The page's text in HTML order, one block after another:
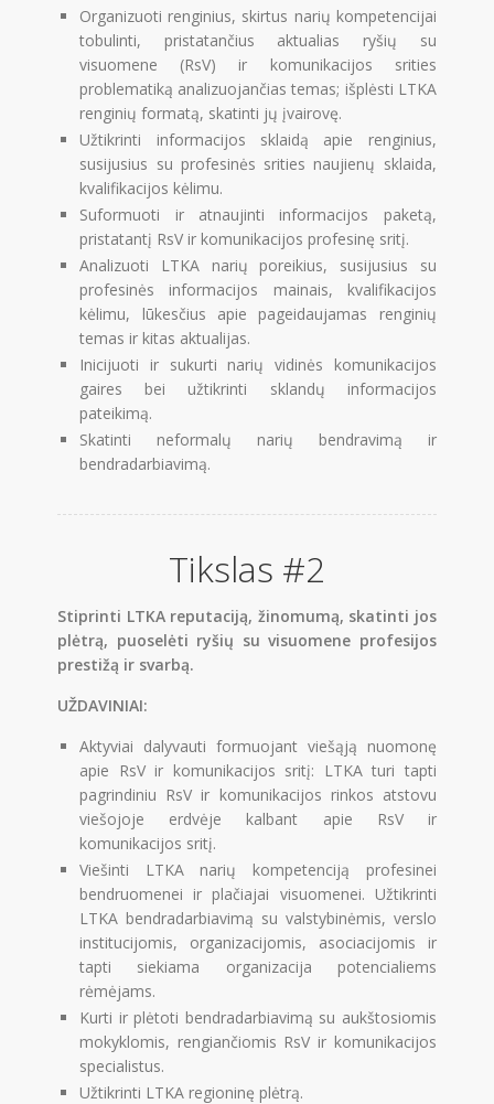
Organizuoti renginius, skirtus narių kompetencijai
tobulinti, pristatančius aktualias ryšių su
visuomene (RsV) ir komunikacijos srities
problematiką analizuojančias temas; išplėsti LTKA
renginių formatą, skatinti jų įvairovę.
Užtikrinti informacijos sklaidą apie renginius,
susijusius su profesinės srities naujienų sklaida,
kvalifikacijos kėlimu.
Suformuoti ir atnaujinti informacijos paketą,
pristatantį RsV ir komunikacijos profesinę sritį.
Analizuoti LTKA narių poreikius, susijusius su
profesinės informacijos mainais, kvalifikacijos
kėlimu, lūkesčius apie pageidaujamas renginių
temas ir kitas aktualijas.
Inicijuoti ir sukurti narių vidinės komunikacijos
gaires bei užtikrinti sklandų informacijos
pateikimą.
Skatinti neformalų narių bendravimą ir
bendradarbiavimą.
Tikslas #2
Stiprinti LTKA reputaciją, žinomumą, skatinti jos
plėtrą, puoselėti ryšių su visuomene profesijos
prestižą ir svarbą.
UŽDAVINIAI:
Aktyviai dalyvauti formuojant viešąją nuomonę
apie RsV ir komunikacijos sritį: LTKA turi tapti
pagrindiniu RsV ir komunikacijos rinkos atstovu
viešojoje erdvėje kalbant apie RsV ir
komunikacijos sritį.
Viešinti LTKA narių kompetenciją profesinei
bendruomenei ir plačiajai visuomenei. Užtikrinti
LTKA bendradarbiavimą su valstybinėmis, verslo
institucijomis, organizacijomis, asociacijomis ir
tapti siekiama organizacija potencialiems
rėmėjams.
Kurti ir plėtoti bendradarbiavimą su aukštosiomis
mokyklomis, rengiančiomis RsV ir komunikacijos
specialistus.
Užtikrinti LTKA regioninę plėtrą.